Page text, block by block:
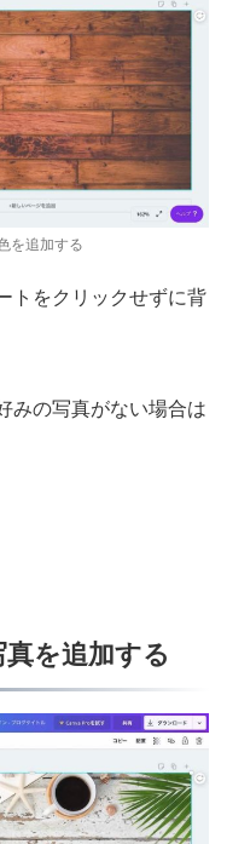
を追加する
トをクリックせずに背
みの写真がない場合は
を追加する